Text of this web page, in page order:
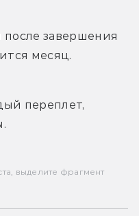
завершения
месяц.
переплет,
выделите фрагмент